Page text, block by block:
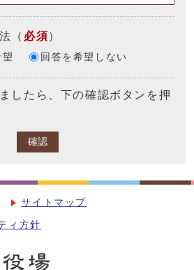
（ 必須）
回答を希望しない
したら、下の確認ボタンを押
確認
サイトマップ
ィ方針